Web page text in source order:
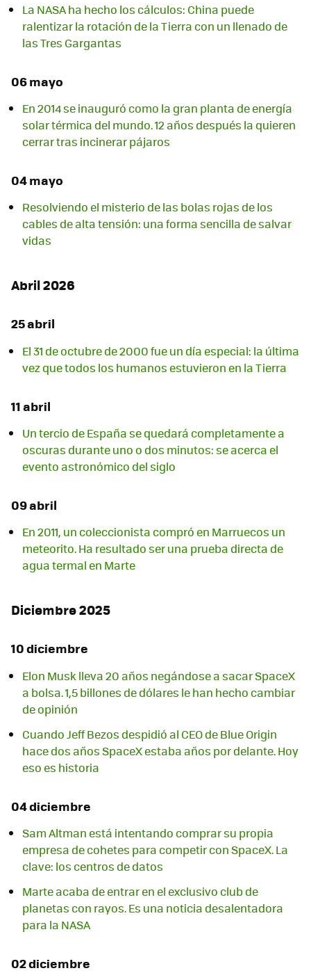
La NASA ha hecho los cálculos: China puede
ralentizar la rotación de la Tierra con un llenado de
las Tres Gargantas
06 mayo
En 2014 se inauguró como la gran planta de energía
solar térmica del mundo. 12 años después la quieren
cerrar tras incinerar pájaros
04 mayo
Resolviendo el misterio de las bolas rojas de los
cables de alta tensión: una forma sencilla de salvar
vidas
Abril 2026
25 abril
El 31 de octubre de 2000 fue un día especial: la última
vez que todos los humanos estuvieron en la Tierra
11 abril
Un tercio de España se quedará completamente a
oscuras durante uno o dos minutos: se acerca el
evento astronómico del siglo
09 abril
En 2011, un coleccionista compró en Marruecos un
meteorito. Ha resultado ser una prueba directa de
agua termal en Marte
Diciembre 2025
10 diciembre
Elon Musk lleva 20 años negándose a sacar SpaceX
a bolsa. 1,5 billones de dólares le han hecho cambiar
de opinión
Cuando Jeff Bezos despidió al CEO de Blue Origin
hace dos años SpaceX estaba años por delante. Hoy
eso es historia
04 diciembre
Sam Altman está intentando comprar su propia
empresa de cohetes para competir con SpaceX. La
clave: los centros de datos
Marte acaba de entrar en el exclusivo club de
planetas con rayos. Es una noticia desalentadora
para la NASA
02 diciembre